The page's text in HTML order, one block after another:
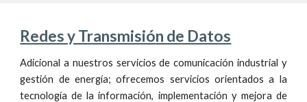
Redes y Transmisión de Datos
Adicional a nuestros servicios de comunicación industrial y
gestión de energía; ofrecemos servicios orientados a la
tecnología de la información, implementación y mejora de